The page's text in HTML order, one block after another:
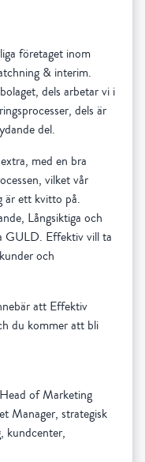
företaget inom
& interim.
dels arbetar vi i
dels är
del.
med en bra
vilket vår
är ett kvitto på.
Långsiktiga och
GULD. Effektiv vill ta
och
att Effektiv
du kommer att bli
of Marketing
Manager, strategisk
kundcenter,